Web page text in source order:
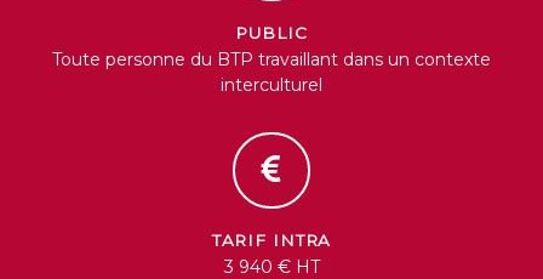
PUBLIC
Toute personne du BTP travaillant dans un contexte
interculturel
TARIF INTRA
3 940 € HT